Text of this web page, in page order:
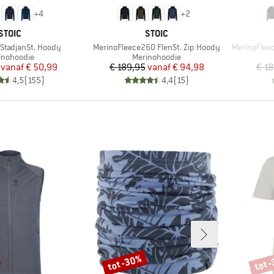
+4
Hoody
Prijs
Verlaagde prijs
vanaf€ 50,99
4,5(155)
+2
MERK
STOIC
Artikel
MerinoFleece260 FlenSt. Zip Hoody
Productgroep
Merinohoodie
Prijs
€ 189,95 Verlaagde prijs
vanaf€ 94,98
4,4(15)
Artikel
€
Korting
tot -30% tot